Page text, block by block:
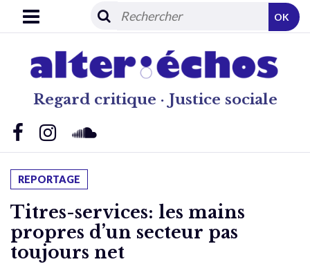
Regard critique · Justice sociale
OK
REPORTAGE
Titres-services: les mains
propres d’un secteur pas
toujours net